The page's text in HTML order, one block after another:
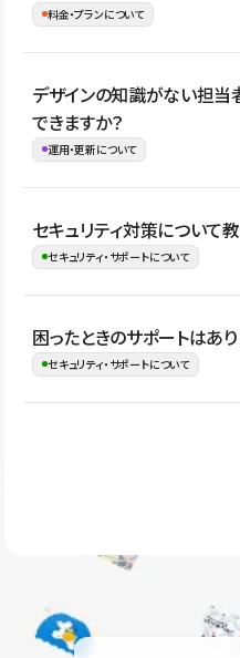
め、移行後にページ構成やデザ
理、セキュリティ確認、既存
ない段階でも、お問い合わせく
お問合せはこちら
料金・プランについて
公開ページ数、バージョン履歴
管理の有無などがプランごと
ージをご覧ください。
デザインの知識がない担当
できますか？
運用・更新について
はい。CMSやコンポーネントを
ことで、デザインを崩しにくい
ながらレイアウトに影響を与え
す。
セキュリティ対策について教
セキュリティ・サポートについて
Studioでは、公開サイトやサー
の暗号化、データ保護、アク
はSSL/TLSによる通信暗号化
困ったときのサポートはあり
セキュリティ・サポートについて
操作方法や機能については、
ユーザー同士で質問・相談で